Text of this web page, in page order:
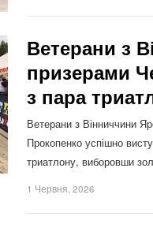
Ветерани з
призерами
з пара
Ветерани з Вінниччини
Прокопенко успішно
триатлону, виборовши
1 Червня, 2026